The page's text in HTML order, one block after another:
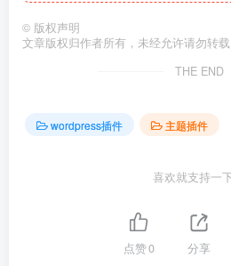
© 版权声明
文章版权归作者所有，未经允许请勿转载
THE END
wordpress插件 主题插件
喜欢就支持一
点赞0 分享